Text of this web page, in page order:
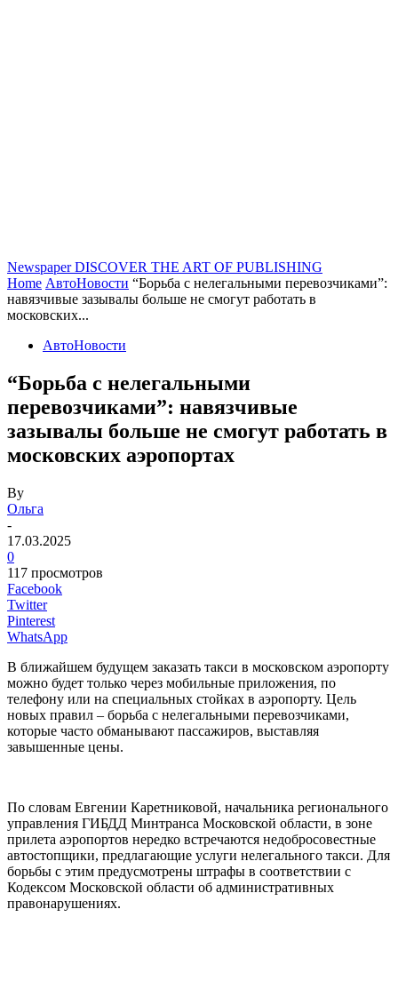
Newspaper DISCOVER THE ART OF PUBLISHING
Home АвтоНовости “Борьба с нелегальными перевозчиками”:
навязчивые зазывалы больше не смогут работать в
московских...
АвтоНовости
“Борьба с нелегальными
перевозчиками”: навязчивые
зазывалы больше не смогут работать в
московских аэропортах
By
Ольга
-
17.03.2025
0
117 просмотров
Facebook
Twitter
Pinterest
WhatsApp
В ближайшем будущем заказать такси в московском аэропорту
можно будет только через мобильные приложения, по
телефону или на специальных стойках в аэропорту. Цель
новых правил – борьба с нелегальными перевозчиками,
которые часто обманывают пассажиров, выставляя
завышенные цены.
По словам Евгении Каретниковой, начальника регионального
управления ГИБДД Минтранса Московской области, в зоне
прилета аэропортов нередко встречаются недобросовестные
автостопщики, предлагающие услуги нелегального такси. Для
борьбы с этим предусмотрены штрафы в соответствии с
Кодексом Московской области об административных
правонарушениях.